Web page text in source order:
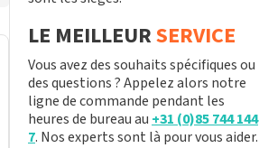
LE MEILLEURSERVICE
Vous avez des souhaits spécifiques ou
des questions ? Appelez alors notre
ligne de commande pendant les
heures de bureau au +31 (0)85 744 144
7. Nos experts sont là pour vous aider.